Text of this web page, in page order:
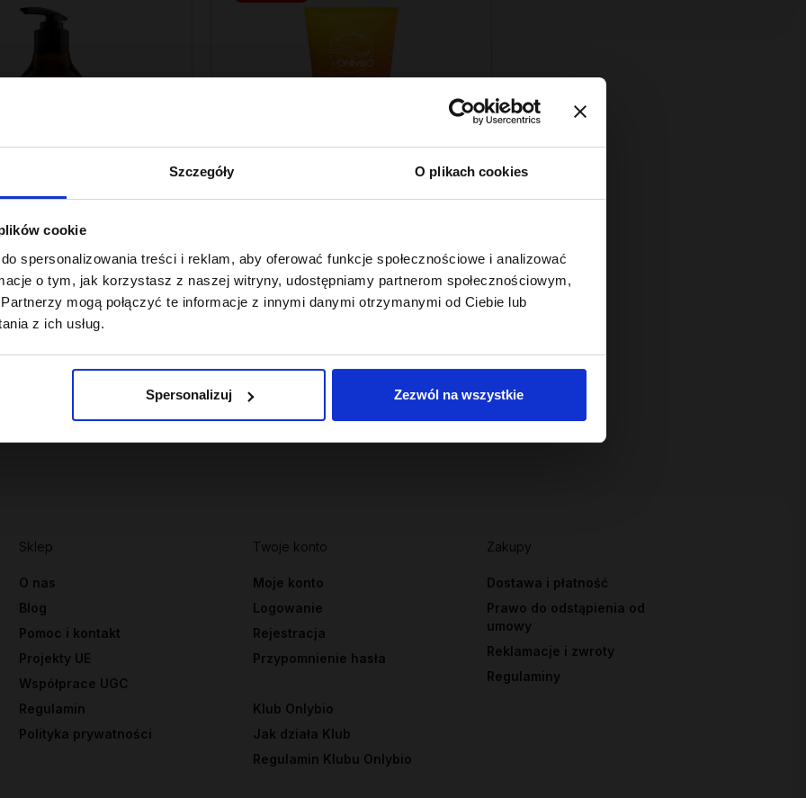
Szczegóły O plikach cookies
cookie
spersonalizowania treści i reklam, aby oferować funkcje społecznościowe i analizować
o tym, jak korzystasz z naszej witryny, udostępniamy partnerom społecznościowym,
mogą połączyć te informacje z innymi danymi otrzymanymi od Ciebie lub
z ich usług.
Spersonalizuj Zezwól na wszystkie
By ONLYBIO
chroniący
400 ml
30 dni przed obniżką:
Hair In Balance By ONLYBIO
Stylizator proteinowy do
stylizacji włosów kręconych
200ml
7
Sklep
O nas
Blog
Pomoc i kontakt
Projekty UE
Współprace UGC
Regulamin
Polityka prywatności
Twoje konto
Moje konto
Logowanie
Rejestracja
Przypomnienie hasła
Klub Onlybio
Jak działa Klub
Regulamin Klubu Onlybio
Zakupy
Dostawa i płatność
Prawo do odstąpienia od
umowy
Reklamacje i zwroty
Regulaminy